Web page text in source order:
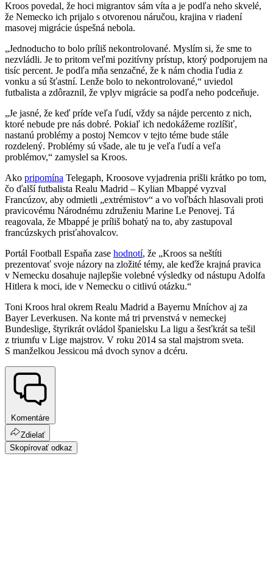
Kroos povedal, že hoci migrantov sám víta a je podľa neho skvelé,
že Nemecko ich prijalo s otvorenou náručou, krajina v riadení
masovej migrácie úspešná nebola.
„Jednoducho to bolo príliš nekontrolované. Myslím si, že sme to
nezvládli. Je to pritom veľmi pozitívny prístup, ktorý podporujem na
tisíc percent. Je podľa mňa senzačné, že k nám chodia ľudia z
vonku a sú šťastní. Lenže bolo to nekontrolované,“ uviedol
futbalista a zdôraznil, že vplyv migrácie sa podľa neho podceňuje.
„Je jasné, že keď príde veľa ľudí, vždy sa nájde percento z nich,
ktoré nebude pre nás dobré. Pokiaľ ich nedokážeme rozlíšiť,
nastanú problémy a postoj Nemcov v tejto téme bude stále
rozdelený. Problémy sú všade, ale tu je veľa ľudí a veľa
problémov,“ zamyslel sa Kroos.
Ako pripomína Telegaph, Kroosove vyjadrenia prišli krátko po tom,
čo ďalší futbalista Realu Madrid – Kylian Mbappé vyzval
Francúzov, aby odmietli „extrémistov“ a vo voľbách hlasovali proti
pravicovému Národnému združeniu Marine Le Penovej. Tá
reagovala, že Mbappé je príliš bohatý na to, aby zastupoval
francúzskych prisťahovalcov.
Portál Football Espaňa zase hodnotí, že „Kroos sa neštíti
prezentovať svoje názory na zložité témy, ale keďže krajná pravica
v Nemecku dosahuje najlepšie volebné výsledky od nástupu Adolfa
Hitlera k moci, ide v Nemecku o citlivú otázku.“
Toni Kroos hral okrem Realu Madrid a Bayernu Mníchov aj za
Bayer Leverkusen. Na konte má tri prvenstvá v nemeckej
Bundeslige, štyrikrát ovládol španielsku La ligu a šesťkrát sa tešil
z triumfu v Lige majstrov. V roku 2014 sa stal majstrom sveta.
S manželkou Jessicou má dvoch synov a dcéru.
Komentáre
Zdielať
Skopírovať odkaz